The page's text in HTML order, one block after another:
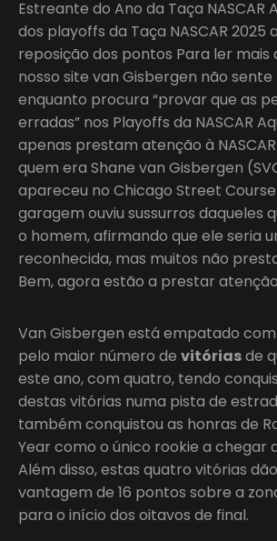
Estreante do Ano da Taça NASCAR
dos playoffs da Taça NASCAR 2025
reposição dos pontos Para ler mais
nosso site van Gisbergen não
enquanto procura “provar que as
erradas” nos Playoffs da NASCAR
apenas prestam atenção à
quem era Shane van Gisbergen
apareceu no Chicago Street Course
garagem ouviu sussurros daqueles
o homem, afirmando que ele seria
reconhecida, mas muitos não
Bem, agora estão a prestar
Van Gisbergen está empatado
pelo maior número de vitóriasde
este ano, com quatro, tendo
destas vitórias numa pista de
também conquistou as honras de
Year como o único rookie a chegar
Além disso, estas quatro vitórias
vantagem de 16 pontos sobre a
para o início dos oitavos de final.